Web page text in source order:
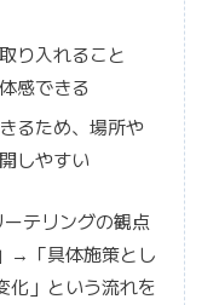
り入れること
感できる
るため、場所や
しやすい
テリングの観点
→「具体施策とし
化」という流れを